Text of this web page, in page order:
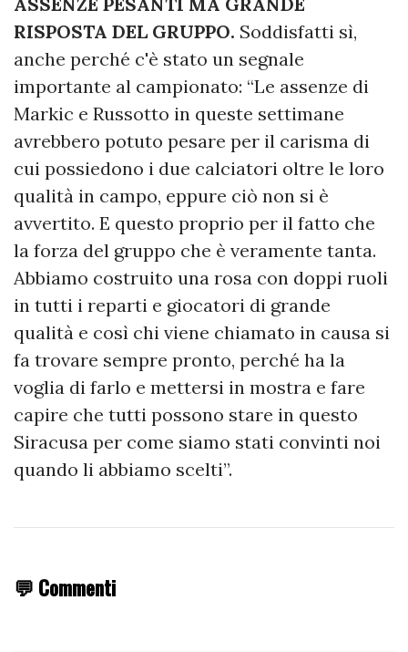
RISPOSTA DEL GRUPPO. Soddisfatti sì,
anche perché c'è stato un segnale
importante al campionato: “Le assenze di
Markic e Russotto in queste settimane
avrebbero potuto pesare per il carisma di
cui possiedono i due calciatori oltre le loro
qualità in campo, eppure ciò non si è
avvertito. E questo proprio per il fatto che
la forza del gruppo che è veramente tanta.
Abbiamo costruito una rosa con doppi ruoli
in tutti i reparti e giocatori di grande
qualità e così chi viene chiamato in causa si
fa trovare sempre pronto, perché ha la
voglia di farlo e mettersi in mostra e fare
capire che tutti possono stare in questo
Siracusa per come siamo stati convinti noi
quando li abbiamo scelti”.
💬 Commenti